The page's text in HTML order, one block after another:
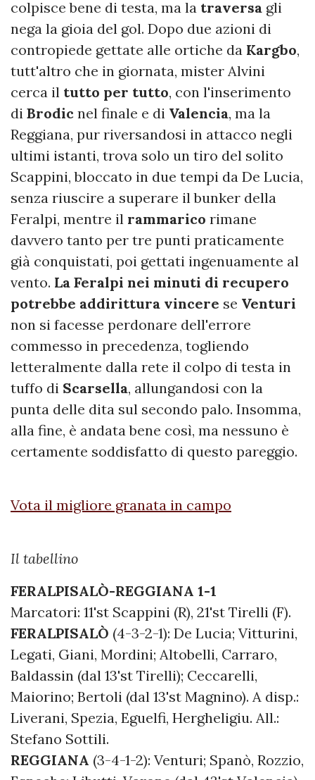
colpisce bene di testa, ma la traversa gli
nega la gioia del gol. Dopo due azioni di
contropiede gettate alle ortiche da Kargbo,
tutt'altro che in giornata, mister Alvini
cerca il tutto per tutto, con l'inserimento
di Brodic nel finale e di Valencia, ma la
Reggiana, pur riversandosi in attacco negli
ultimi istanti, trova solo un tiro del solito
Scappini, bloccato in due tempi da De Lucia,
senza riuscire a superare il bunker della
Feralpi, mentre il rammarico rimane
davvero tanto per tre punti praticamente
già conquistati, poi gettati ingenuamente al
vento. La Feralpi nei minuti di recupero
potrebbe addirittura vincere se Venturi
non si facesse perdonare dell'errore
commesso in precedenza, togliendo
letteralmente dalla rete il colpo di testa in
tuffo di Scarsella, allungandosi con la
punta delle dita sul secondo palo. Insomma,
alla fine, è andata bene così, ma nessuno è
certamente soddisfatto di questo pareggio.
Vota il migliore granata in campo
Il tabellino
FERALPISALÒ-REGGIANA 1-1
Marcatori: 11'st Scappini (R), 21'st Tirelli (F).
FERALPISALÒ (4-3-2-1): De Lucia; Vitturini,
Legati, Giani, Mordini; Altobelli, Carraro,
Baldassin (dal 13'st Tirelli); Ceccarelli,
Maiorino; Bertoli (dal 13'st Magnino). A disp.:
Liverani, Spezia, Eguelfi, Hergheligiu. All.:
Stefano Sottili.
REGGIANA (3-4-1-2): Venturi; Spanò, Rozzio,